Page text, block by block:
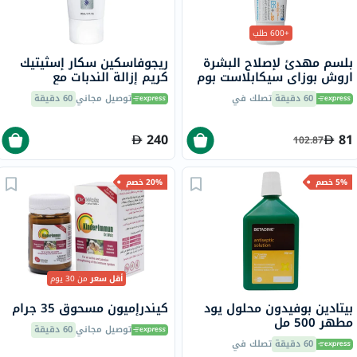
+600 طلب
بلسم مهدئ لإصلاح البشرة
اروش بوزاي سيكابلاست بوم
بي 5+، حماية شمس SPF50،
سعة 40 مل 60 دقيقة تصلك في
81
102.87
ريجوفاسكين سكار إسثيتيك
كريم إزالة الندبات مع
السيليكون 30 ملتوصيل مجاني60 دقيقة
240
5% خصم
بيتادين بوفيدون محلول يود
مطهر 500 مل
60 دقيقة تصلك في
20% خصم
أقل سعرمن 30 يوم
كيندرإميون مسحوق 35 جرام
توصيل مجاني60 دقيقة